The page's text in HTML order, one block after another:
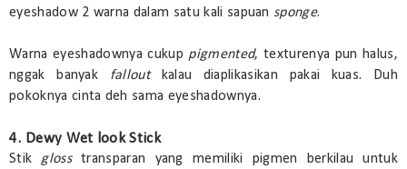
eyeshadow 2 warna dalam satu kali sapuan sponge.
Warna eyeshadownya cukup pigmented, texturenya pun halus,
nggak banyak falloutkalau diaplikasikan pakai kuas. Duh
pokoknya cinta deh sama eyeshadownya.
4. Dewy Wet look Stick
Stik glosstransparan yang memiliki pigmen berkilau untuk